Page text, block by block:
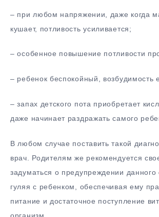
– при любом напряжении, даже когда
кушает, потливость усиливается;
– особенное повышение потливости
– ребенок беспокойный, возбудимость
– запах детского пота приобретает
даже начинает раздражать самого
В любом случае поставить такой
врач. Родителям же рекомендуется
задуматься о предупреждении данного
гуляя с ребенком, обеспечивая ему
питание и достаточное поступление
организм.